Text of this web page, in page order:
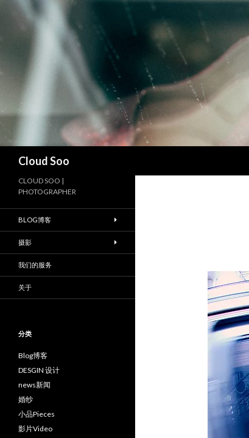
Cloud Soo
CLOUD SOO |
PHOTOGRAPHER
BLOG博客
摄影
我们的服务
关于
分类
Blog博客
DESGIN 设计
news新闻
婚纱
小品Pieces
影片Video